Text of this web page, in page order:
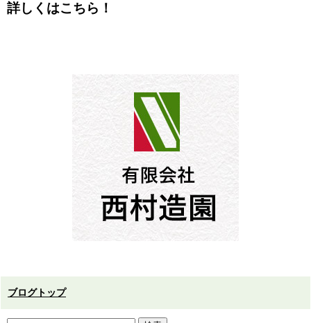
詳しくはこちら！
ブログトップ